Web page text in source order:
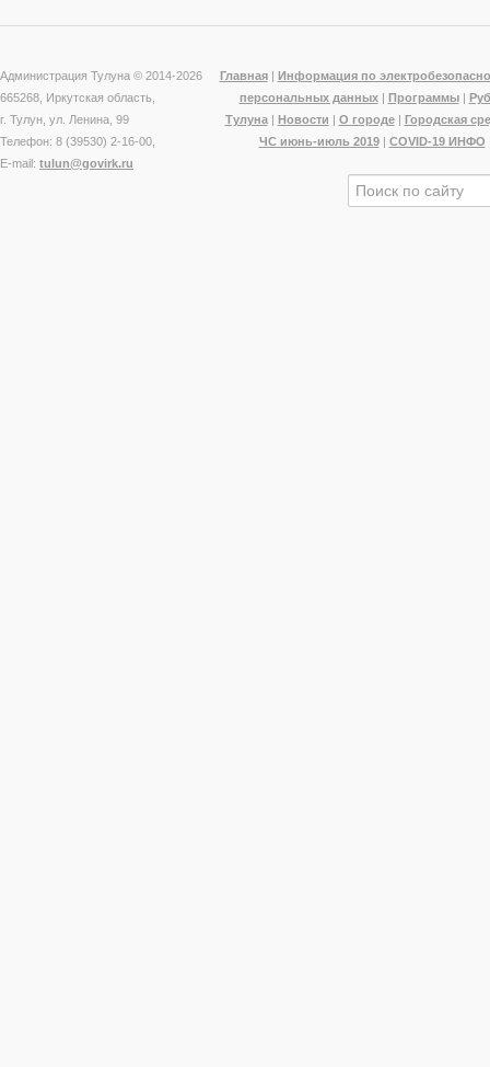
Администрация Тулуна © 2014-2026
665268, Иркутская область,
г. Тулун, ул. Ленина, 99
Телефон: 8 (39530) 2-16-00,
E-mail: tulun@govirk.ru
Главная| Информация по
персональных данных| Программы|
Тулуна| Новости | О городе| Городская
ЧС июнь-июль 2019| COVID-19 ИНФО